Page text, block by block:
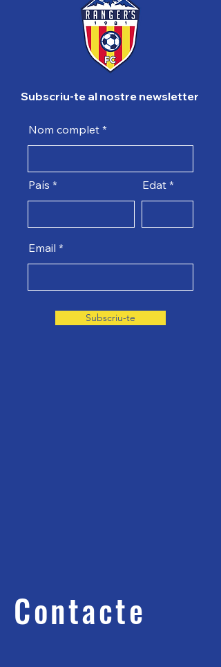
Subscriu-te al nostre newsletter
Nom complet
País Edat
Email
Subscriu-te
Contacte